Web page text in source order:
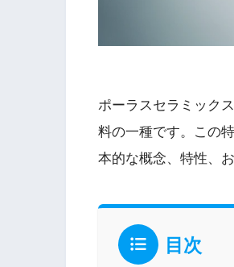
ポーラスセラミック
料の一種です。この
本的な概念、特性、
目次